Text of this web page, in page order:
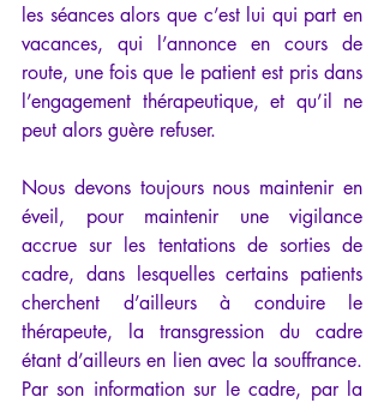
les séances alors que c’est lui qui part en
vacances, qui l’annonce en cours de
route, une fois que le patient est pris dans
l’engagement thérapeutique, et qu’il ne
peut alors guère refuser.
Nous devons toujours nous maintenir en
éveil, pour maintenir une vigilance
accrue sur les tentations de sorties de
cadre, dans lesquelles certains patients
cherchent d’ailleurs à conduire le
thérapeute, la transgression du cadre
étant d’ailleurs en lien avec la souffrance.
Par son information sur le cadre, par la